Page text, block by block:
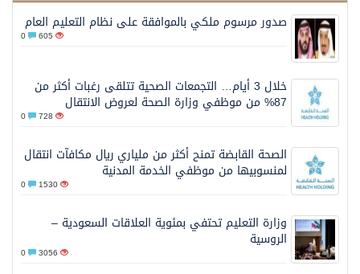
صدور مرسوم ملكي بالموافقة على نظام التعليم العام
605
خلال 3 أيام… التجمعات الصحية تتلقى رغبات أكثر من
87% من موظفي وزارة الصحة لعروض الانتقال
728
الصحة القابضة تمنح أكثر من ملياري ريال مكافآت انتقال
لمنسوبيها من موظفي الخدمة المدنية
1530
وزارة التعليم تحتفي بمئوية العلاقات السعودية –
الروسية
3056